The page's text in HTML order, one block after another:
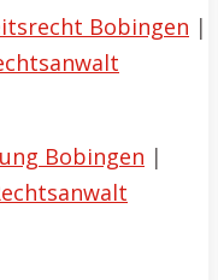
Bobingen |
Bobingen |